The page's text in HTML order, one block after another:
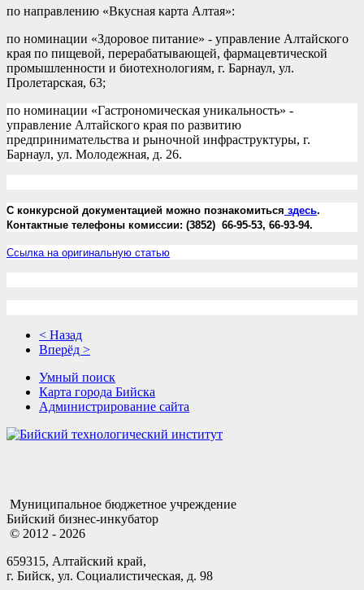
по направлению «Вкусная карта Алтая»:
по номинации «Здоровое питание» - управление Алтайского
края по пищевой, перерабатывающей, фармацевтической
промышленности и биотехнологиям, г. Барнаул, ул.
Пролетарская, 63;
по номинации «Гастрономическая уникальность» -
управление Алтайского края по развитию
предпринимательства и рыночной инфраструктуры, г.
Барнаул, ул. Молодежная, д. 26.
С конкурсной документацией можно познакомиться здесь.
Контактные телефоны комиссии: (3852) 66-95-53, 66-93-94.
Ссылка на оригинальную статью
< Назад
Вперёд >
Умный поиск
Карта города Бийска
Администрирование сайта
Муниципальное бюджетное учреждение
Бийский бизнес-инкубатор
© 2012 - 2026
659315, Алтайский край,
г. Бийск, ул. Социалистическая, д. 98